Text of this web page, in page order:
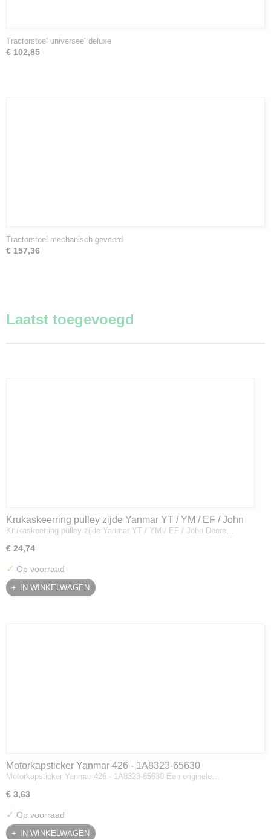
Tractorstoel universeel deluxe
€ 102,85
Tractorstoel mechanisch geveerd
€ 157,36
Laatst toegevoegd
Krukaskeerring pulley zijde Yanmar YT / YM / EF / John
Deere - 119934-01800
Krukaskeerring pulley zijde Yanmar YT / YM / EF / John Deere…
€ 24,74
✓ Op voorraad
IN WINKELWAGEN
Motorkapsticker Yanmar 426 - 1A8323-65630
Motorkapsticker Yanmar 426 - 1A8323-65630 Een originele…
€ 3,63
✓ Op voorraad
IN WINKELWAGEN